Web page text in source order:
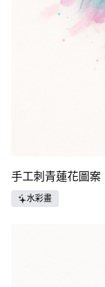
手工刺青蓮花圖案
水彩畫